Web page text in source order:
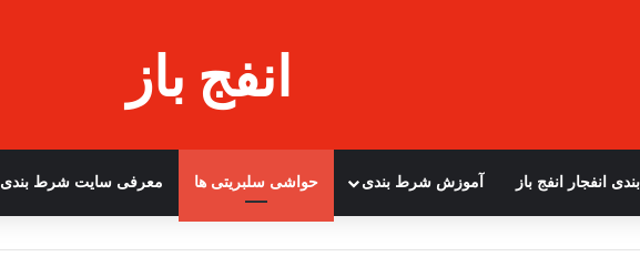
انفج باز
انفجار انفج باز آموزش شرط بندی حواشی سلبریتی ها معرفی سایت شرط بندی